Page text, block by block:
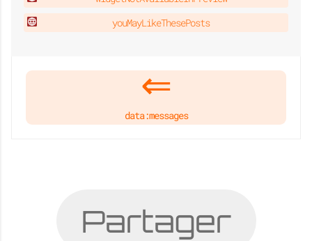
youMayLikeThesePosts
data:messages
Partager